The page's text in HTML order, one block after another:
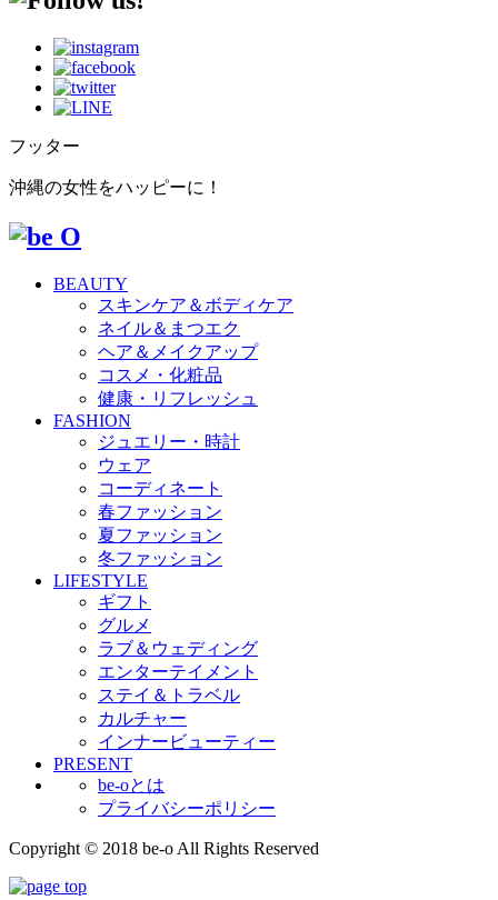
フッター
沖縄の女性をハッピーに！
BEAUTY
スキンケア＆ボディケア
ネイル＆まつエク
ヘア＆メイクアップ
コスメ・化粧品
健康・リフレッシュ
FASHION
ジュエリー・時計
ウェア
コーディネート
春ファッション
夏ファッション
冬ファッション
LIFESTYLE
ギフト
グルメ
ラブ＆ウェディング
エンターテイメント
ステイ＆トラベル
カルチャー
インナービューティー
PRESENT
be-oとは
プライバシーポリシー
Copyright © 2018 be-o All Rights Reserved